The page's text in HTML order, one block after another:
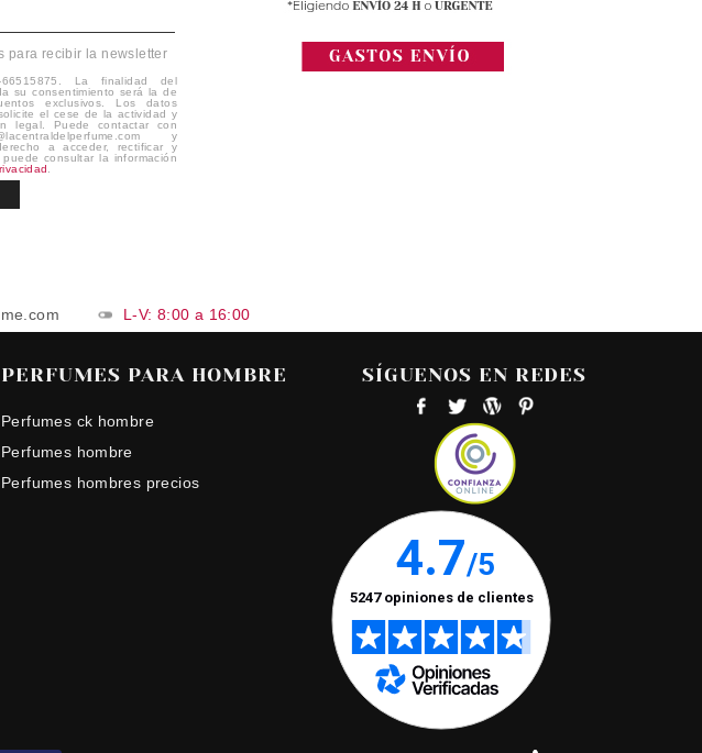
para recibir la newsletter
66515875. La finalidad del
su consentimiento será la de
exclusivos. Los datos
el cese de la actividad y
legal. Puede contactar con
y
a acceder, rectificar y
consultar la información
L-V: 8:00 a 16:00
PERFUMES PARA HOMBRE
Perfumes ck hombre
Perfumes hombre
Perfumes hombres precios
SÍGUENOS EN REDES